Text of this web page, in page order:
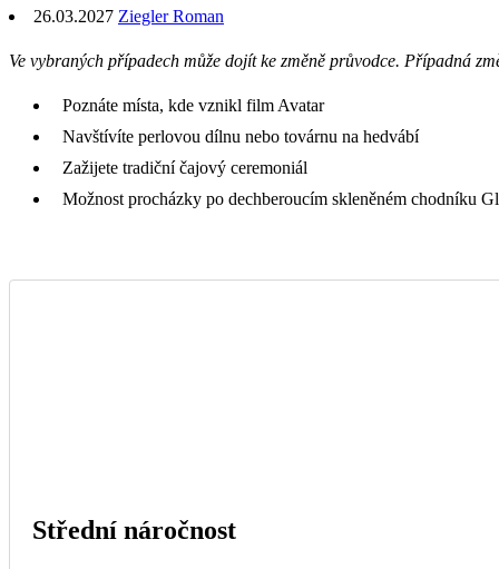
26.03.2027 Ziegler Roman
Ve vybraných případech může dojít ke změně průvodce. Případná
Poznáte místa, kde vznikl film Avatar
Navštívíte perlovou dílnu nebo továrnu na hedvábí
Zažijete tradiční čajový ceremoniál
Možnost procházky po dechberoucím skleněném chodníku
Střední náročnost